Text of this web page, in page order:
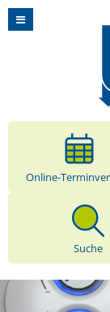
Online-
Suche